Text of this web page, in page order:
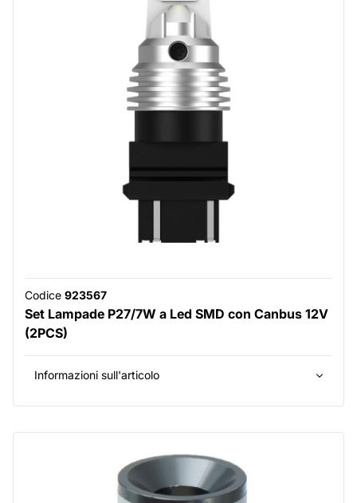
Codice 923567
Set Lampade P27/7W a Led SMD con Canbus 12V
(2PCS)
Informazioni sull'articolo